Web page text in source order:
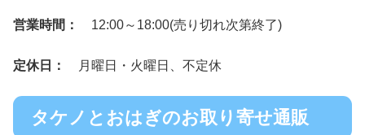
営業時間： 12:00～18:00(売り切れ次第終了)
定休日： 月曜日・火曜日、不定休
タケノとおはぎのお取り寄せ通販